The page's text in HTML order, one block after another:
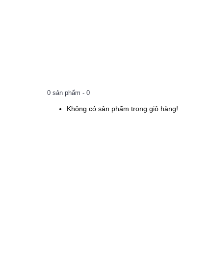
0 sản phẩm - 0
Không có sản phẩm trong giỏ hàng!